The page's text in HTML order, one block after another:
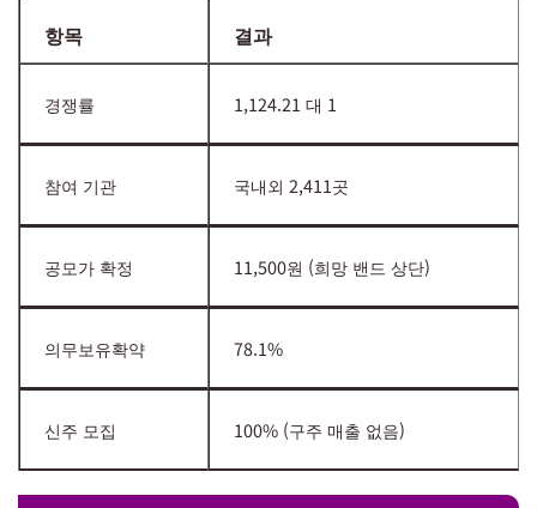
항목 결과
경쟁률 1,124.21 대 1
참여 기관 국내외 2,411곳
공모가 확정 11,500원 (희망 밴드 상단)
의무보유확약 78.1%
신주 모집 100% (구주 매출 없음)